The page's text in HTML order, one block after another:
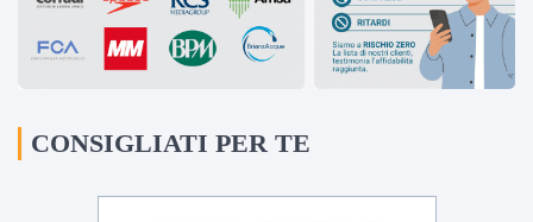
CONSIGLIATI PER TE